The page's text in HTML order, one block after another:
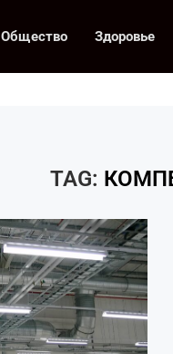
Общество Здоровье
TAG: